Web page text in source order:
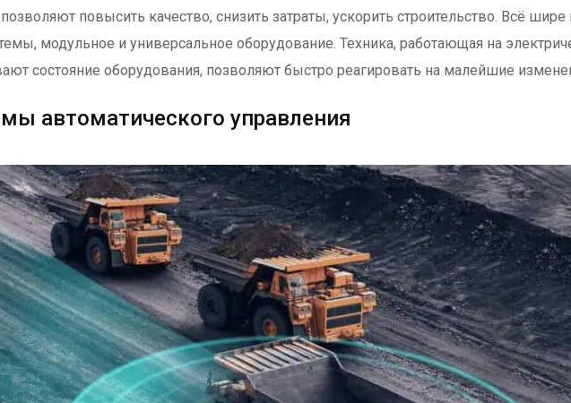
повысить качество, снизить затраты, ускорить строительство. Всё шире
модульное и универсальное оборудование. Техника, работающая на
состояние оборудования, позволяют быстро реагировать на малейшие
автоматического управления